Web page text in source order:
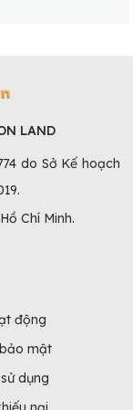
LAND
do Sở Kế hoạch
Chí Minh.
động
mật
dụng